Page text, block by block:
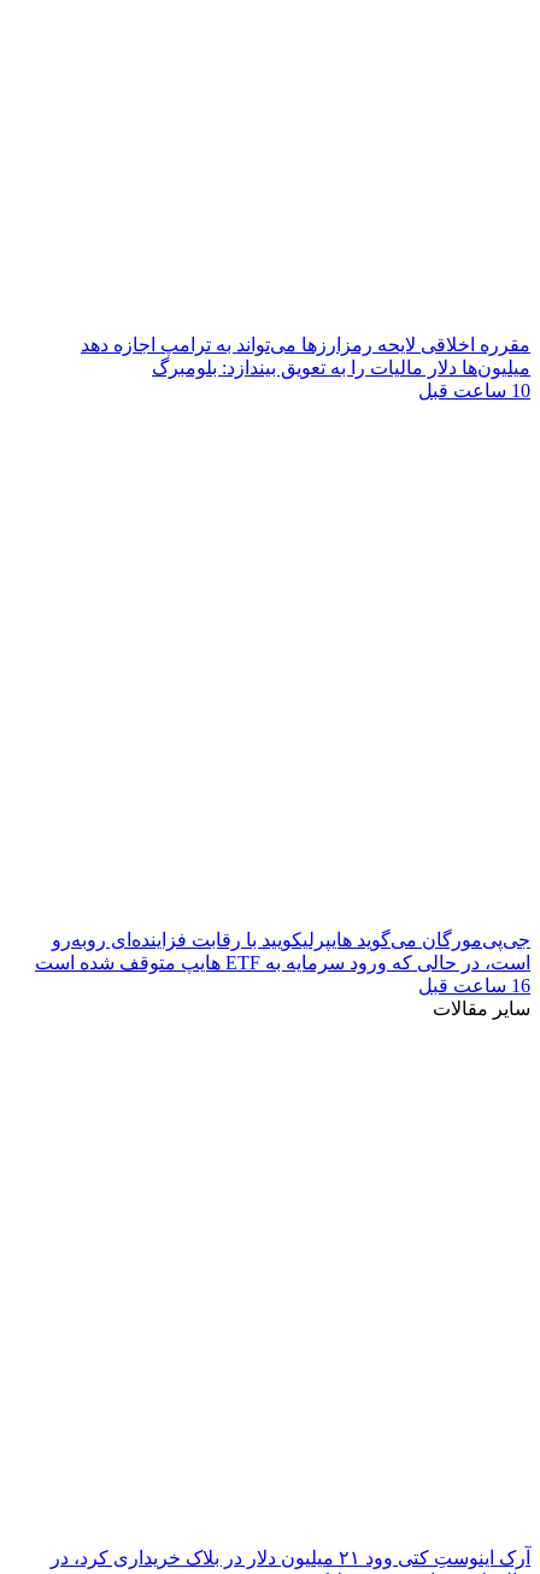
مقرره اخلاقی لایحه رمزارزها می‌تواند به ترامپ اجازه دهد
میلیون‌ها دلار مالیات را به تعویق بیندازد: بلومبرگ
10 ساعت قبل
جی‌پی‌مورگان می‌گوید هایپرلیکویید با رقابت فزاینده‌ای روبه‌رو
است، در حالی که ورود سرمایه به ETF هایپ متوقف شده است
16 ساعت قبل
سایر مقالات
آرک اینوستِ کتی وود ۲۱ میلیون دلار در بلاک خریداری کرد، در